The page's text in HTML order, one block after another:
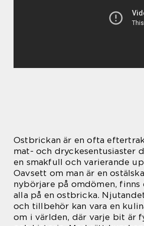
Ostbrickan är en ofta
mat- och dryckesentusiaster
en smakfull och varierande
Oavsett om man är en
nybörjare på omdömen,
alla på en ostbricka.
och tillbehör kan vara en
om i världen, där varje bit är